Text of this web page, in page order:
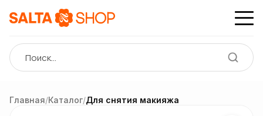
Главная/Каталог/Для снятия макияжа